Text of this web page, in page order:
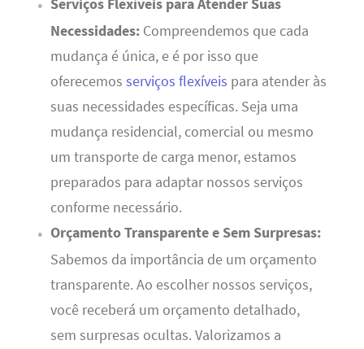
Serviços Flexíveis para Atender Suas
Necessidades:Compreendemos que cada
mudança é única, e é por isso que
oferecemos serviços flexíveis para atender às
suas necessidades específicas. Seja uma
mudança residencial, comercial ou mesmo
um transporte de carga menor, estamos
preparados para adaptar nossos serviços
conforme necessário.
Orçamento Transparente e Sem Surpresas:
Sabemos da importância de um orçamento
transparente. Ao escolher nossos serviços,
você receberá um orçamento detalhado,
sem surpresas ocultas. Valorizamos a